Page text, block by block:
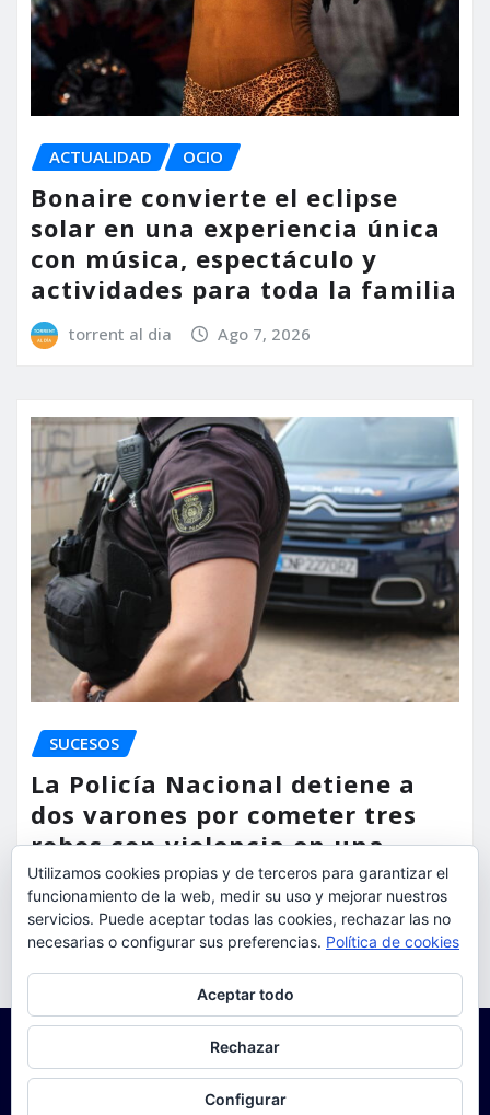
ACTUALIDAD OCIO
Bonaire convierte el eclipse
solar en una experiencia única
con música, espectáculo y
actividades para toda la familia
torrent al dia Ago 7, 2026
SUCESOS
La Policía Nacional detiene a
dos varones por cometer tres
robos con violencia en una
misma mañana
torrent al dia Ago 7, 2026
Utilizamos cookies propias y de terceros para garantizar el
funcionamiento de la web, medir su uso y mejorar nuestros
servicios. Puede aceptar todas las cookies, rechazar las no
necesarias o configurar sus preferencias. Política de cookies
Aceptar todo
Rechazar
Configurar
Para obtener más información, incluido cómo gestionar las cookies,